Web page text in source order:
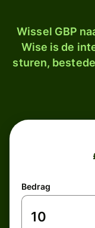
Wissel GBP
Wise is de
sturen,
Bedrag